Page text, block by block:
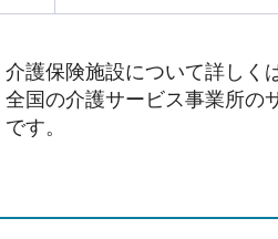
介護保険施設について詳しく
全国の介護サービス事業所の
です。